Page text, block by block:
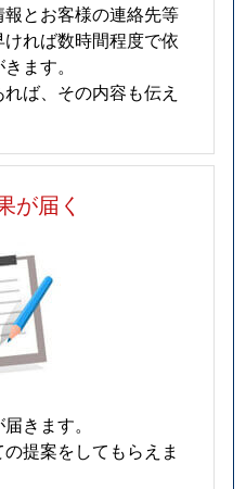
とお客様の連絡先等
れば数時間程度で依
ます。
ば、その内容も伝え
が届く
きます。
提案をしてもらえま